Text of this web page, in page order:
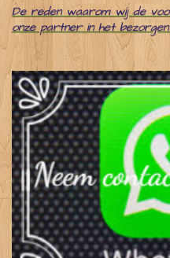
De reden waarom wij de
onze partner in het